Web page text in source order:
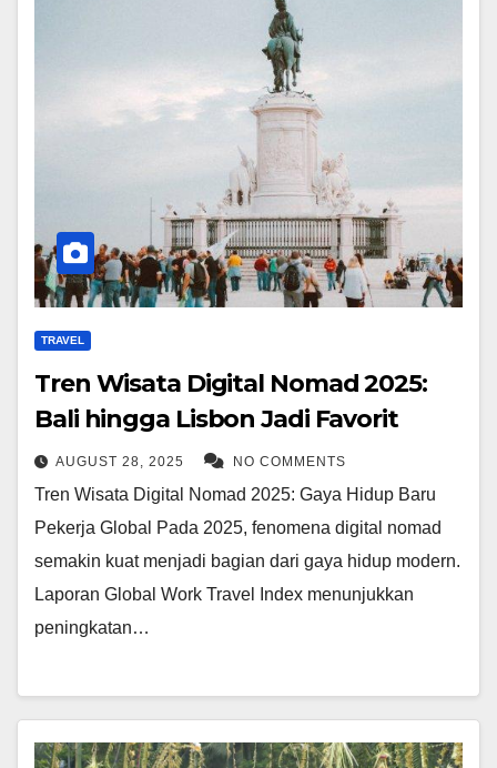
TRAVEL
Tren Wisata Digital Nomad 2025:
Bali hingga Lisbon Jadi Favorit
AUGUST 28, 2025 NO COMMENTS
Tren Wisata Digital Nomad 2025: Gaya Hidup Baru
Pekerja Global Pada 2025, fenomena digital nomad
semakin kuat menjadi bagian dari gaya hidup modern.
Laporan Global Work Travel Index menunjukkan
peningkatan…